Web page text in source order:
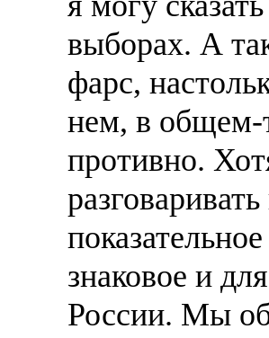
выборах. А
фарс,
нем, в общем-
противно.
знаковое и
России. Мы